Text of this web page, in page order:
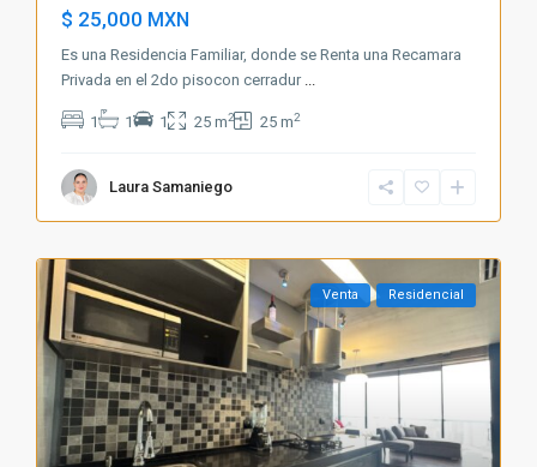
$ 25,000 MXN
Es una Residencia Familiar, donde se Renta una Recamara
Privada en el 2do pisocon cerradur
1 1 1 25 m2 25 m2
Laura Samaniego
Venta Residencial